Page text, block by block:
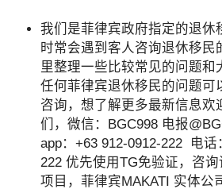
我们是菲律宾政府指定的退休
时常会遇到客人咨询退休移民
里整理一些比较常见的问题和
任何菲律宾退休移民的问题可
咨询，想了解更多最新信息欢
们，微信：BGC998 电报
app：+63 912-0912-222 电话
222 优先使用TG免验证，咨
项目，菲律宾MAKATI 实体公